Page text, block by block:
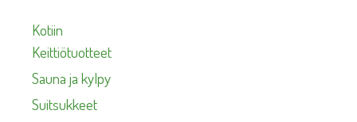
Kotiin
Keittiötuotteet
Sauna ja kylpy
Suitsukkeet